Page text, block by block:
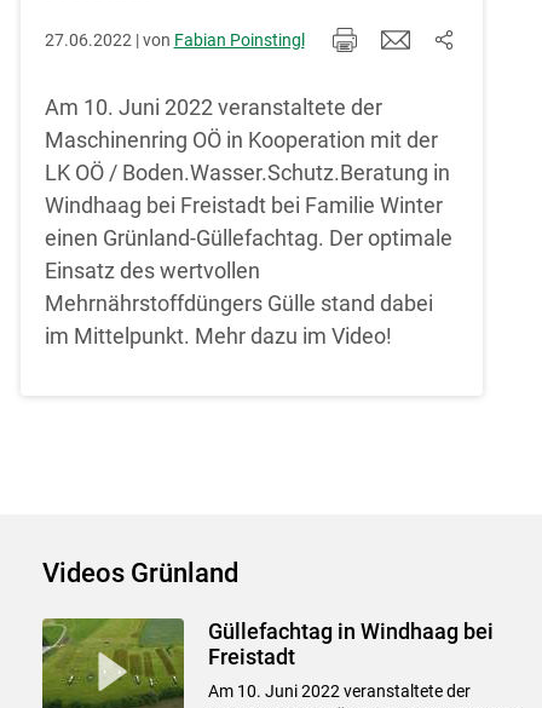
27.06.2022 | von Fabian Poinstingl
Am 10. Juni 2022 veranstaltete der
Maschinenring OÖ in Kooperation mit der
LK OÖ / Boden.Wasser.Schutz.Beratung in
Windhaag bei Freistadt bei Familie Winter
einen Grünland-Güllefachtag. Der optimale
Einsatz des wertvollen
Mehrnährstoffdüngers Gülle stand dabei
im Mittelpunkt. Mehr dazu im Video!
Videos Grünland
Güllefachtag in Windhaag bei
Freistadt
Am 10. Juni 2022 veranstaltete der